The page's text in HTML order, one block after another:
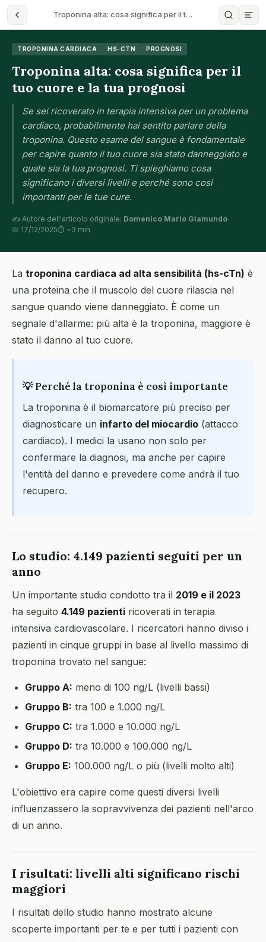
Troponina alta: cosa significa per il t…
TROPONINA CARDIACA HS-CTN PROGNOSI
Troponina alta: cosa significa per il
tuo cuore e la tua prognosi
Se sei ricoverato in terapia intensiva per un problema
cardiaco, probabilmente hai sentito parlare della
troponina. Questo esame del sangue è fondamentale
per capire quanto il tuo cuore sia stato danneggiato e
quale sia la tua prognosi. Ti spieghiamo cosa
significano i diversi livelli e perché sono così
importanti per le tue cure.
✍️ Autore dell'articolo originale: Domenico Mario Giamundo
📅 17/12/2025⏱ ~3 min
La troponina cardiaca ad alta sensibilità (hs-cTn) è
una proteina che il muscolo del cuore rilascia nel
sangue quando viene danneggiato. È come un
segnale d'allarme: più alta è la troponina, maggiore è
stato il danno al tuo cuore.
💡 Perché la troponina è così importante
La troponina è il biomarcatore più preciso per
diagnosticare un infarto del miocardio (attacco
cardiaco). I medici la usano non solo per
confermare la diagnosi, ma anche per capire
l'entità del danno e prevedere come andrà il tuo
recupero.
Lo studio: 4.149 pazienti seguiti per un
anno
Un importante studio condotto tra il 2019 e il 2023
ha seguito 4.149 pazienti ricoverati in terapia
intensiva cardiovascolare. I ricercatori hanno diviso i
pazienti in cinque gruppi in base al livello massimo di
troponina trovato nel sangue:
Gruppo A: meno di 100 ng/L (livelli bassi)
Gruppo B: tra 100 e 1.000 ng/L
Gruppo C: tra 1.000 e 10.000 ng/L
Gruppo D: tra 10.000 e 100.000 ng/L
Gruppo E: 100.000 ng/L o più (livelli molto alti)
L'obiettivo era capire come questi diversi livelli
influenzassero la sopravvivenza dei pazienti nell'arco
di un anno.
I risultati: livelli alti significano rischi
maggiori
I risultati dello studio hanno mostrato alcune
scoperte importanti per te e per tutti i pazienti con